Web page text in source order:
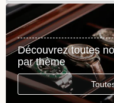
Découvrez toutes
par thème